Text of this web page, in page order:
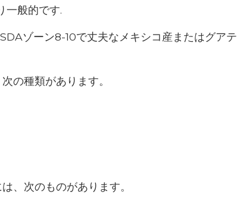
一般的です.
ゾーン8-10で丈夫なメキシコ産またはグアテ
の種類があります。
、次のものがあります。